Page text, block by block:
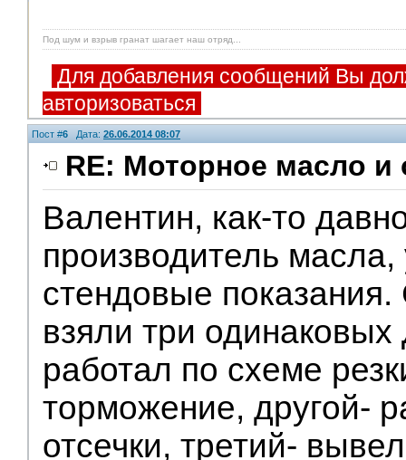
Под шум и взрыв гранат шагает наш отряд...
Для добавления сообщений Вы
авторизоваться
Пост #6 Дата: 26.06.2014 08:07
RE: Моторное масло и
Валентин, как-то
производитель масла,
стендовые показания.
взяли три
работал по схеме
торможение, другой-
отсечки, третий-
V.I.P.